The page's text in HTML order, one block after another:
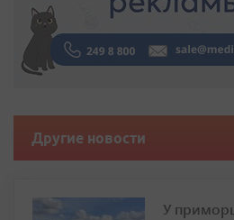
Другие новости
У